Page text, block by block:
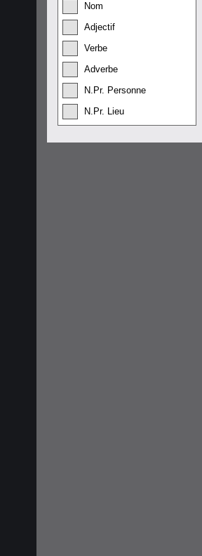
Nom
Adjectif
Verbe
Adverbe
N.Pr. Personne
N.Pr. Lieu